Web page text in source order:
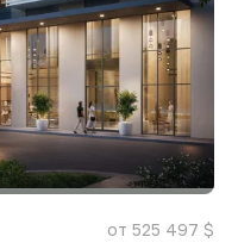
от 525 497 $